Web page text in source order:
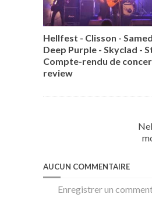
Hellfest - Clisson -
Deep Purple - Skyclad -
Compte-rendu de
review
AUCUN COMMENTAIRE
Enregistrer un